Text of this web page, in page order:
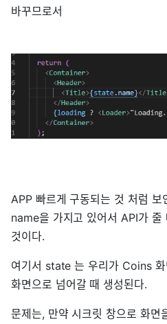
바꾸므로서
APP 빠르게 구동되는 것 처럼 보
name을 가지고 있어서 API가 줄
것이다.
여기서 state 는 우리가 Coins
화면으로 넘어갈 때 생성된다.
문제는, 만약 시크릿 창으로 화면